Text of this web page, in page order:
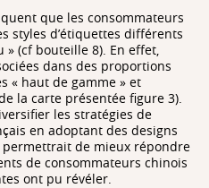
que les consommateurs
styles d’étiquettes différents
(cf bouteille 8). En effet,
dans des proportions
« haut de gamme » et
la carte présentée figure 3).
les stratégies de
en adoptant des designs
permettrait de mieux répondre
de consommateurs chinois
ont pu révéler.